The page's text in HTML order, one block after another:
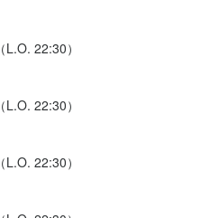
22:30）
22:30）
22:30）